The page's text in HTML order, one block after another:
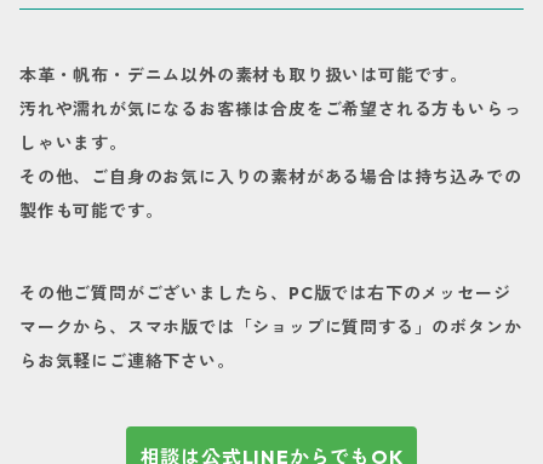
本革・帆布・デニム以外の素材も取り扱いは可能です。
汚れや濡れが気になるお客様は合皮をご希望される方もいらっ
しゃいます。
その他、ご自身のお気に入りの素材がある場合は持ち込みでの
製作も可能です。
その他ご質問がございましたら、PC版では右下のメッセージ
マークから、スマホ版では「ショップに質問する」のボタンか
らお気軽にご連絡下さい。
相談は公式LINEからでもOK